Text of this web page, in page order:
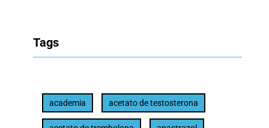
Tags
academia acetato de testosterona